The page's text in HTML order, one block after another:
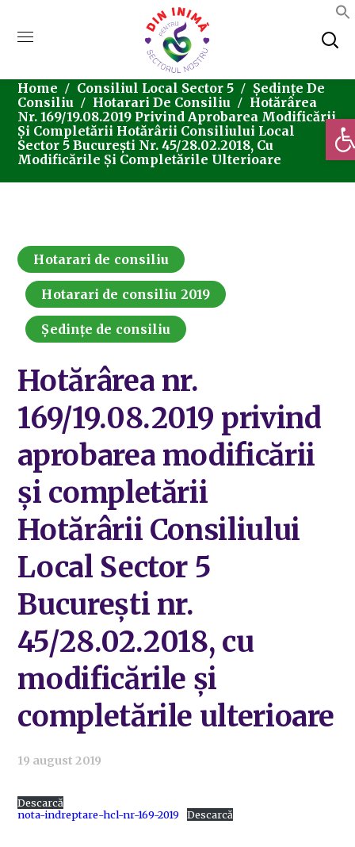
Home Consiliul Local Sector 5
Ședințe De
Consiliu
Hotarari De Consiliu
Hotărârea
Nr. 169/19.08.2019 Privind Aprobarea Modificării
Și Completării Hotărârii Consiliului Local
Sector 5 București Nr. 45/28.02.2018, Cu
Modificările Și Completările Ulterioare
Hotarari de consiliu
Hotarari de consiliu 2019
Ședințe de consiliu
Hotărârea nr.
169/19.08.2019 privind
aprobarea modificării
și completării
Hotărârii Consiliului
Local Sector 5
București nr.
45/28.02.2018, cu
modificările și
completările ulterioare
19 august 2019
Descarcă
nota-indreptare-hcl-nr-169-2019
Descarcă